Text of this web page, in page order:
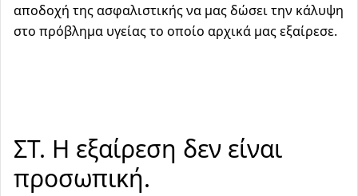
αποδοχή της ασφαλιστικής να μας δώσει την κάλυψη
στο πρόβλημα υγείας το οποίο αρχικά μας εξαίρεσε.
ΣΤ. Η εξαίρεση δεν είναι
προσωπική.